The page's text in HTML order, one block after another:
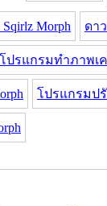
Morph ดา
โปรแกรมทำภาพเ
โปรแกรมป